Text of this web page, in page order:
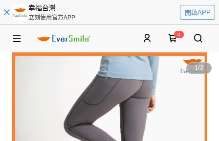
幸福台灣
立刻使用官方APP
開啟APP
0
1/2